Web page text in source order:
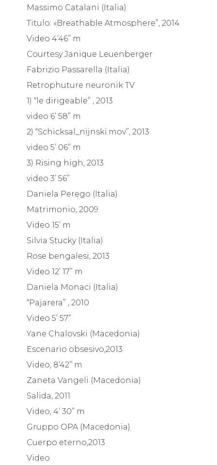
Massimo Catalani (Italia)
Titulo: «Breathable Atmosphere”, 2014
Video 4’46’’ m
Courtesy Janique Leuenberger
Fabrizio Passarella (Italia)
Retrophuture neuronik TV
1) “le dirigeable” , 2013
video 6’ 58” m
2) “Schicksal_nijnski.mov”, 2013
video 5’ 06” m
3) Rising high, 2013
video 3’ 56”
Daniela Perego (Italia)
Matrimonio, 2009
Video 15’ m
Silvia Stucky (Italia)
Rose bengalesi, 2013
Video 12’ 17” m
Daniela Monaci (Italia)
“Pajarera” , 2010
Video 5’ 57”
Yane Chalovski (Macedonia)
Escenario obsesivo,2013
Video, 8’42” m
Zaneta Vangeli (Macedonia)
Salida, 2011
Video, 4’ 30” m
Gruppo OPA (Macedonia)
Cuerpo eterno,2013
Video